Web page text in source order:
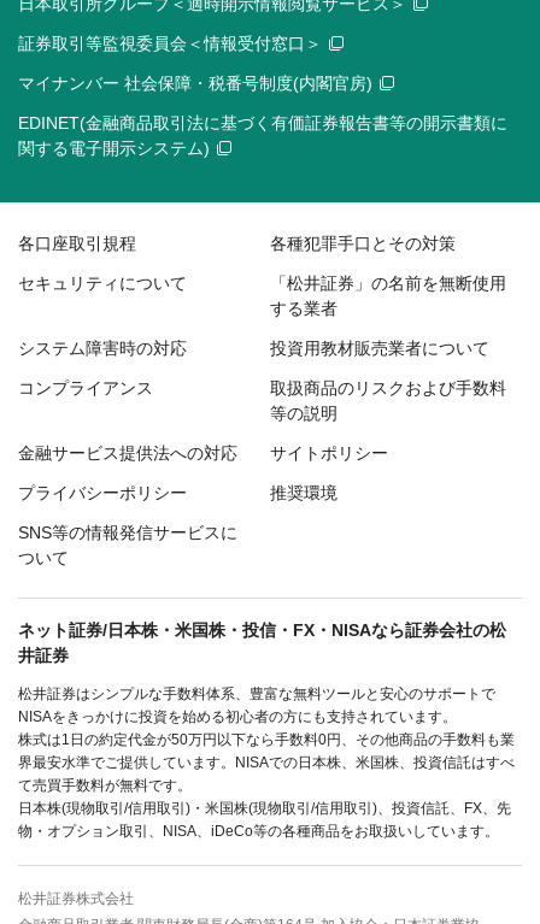
日本取引所グループ＜適時開示情報閲覧サービス＞
証券取引等監視委員会＜情報受付窓口＞
マイナンバー 社会保障・税番号制度(内閣官房)
EDINET(金融商品取引法に基づく有価証券報告書等の開示書類に
関する電子開示システム)
各口座取引規程 各種犯罪手口とその対策
セキュリティについて
「松井証券」の名前を無断使用
する業者
システム障害時の対応 投資用教材販売業者について
コンプライアンス
取扱商品のリスクおよび手数料
等の説明
金融サービス提供法への対応 サイトポリシー
プライバシーポリシー 推奨環境
SNS等の情報発信サービスに
ついて
ネット証券/日本株・米国株・投信・FX・NISAなら証券会社の松
井証券
松井証券はシンプルな手数料体系、豊富な無料ツールと安心のサポートで
NISAをきっかけに投資を始める初心者の方にも支持されています。
株式は1日の約定代金が50万円以下なら手数料0円、その他商品の手数料も業
界最安水準でご提供しています。NISAでの日本株、米国株、投資信託はすべ
て売買手数料が無料です。
日本株(現物取引/信用取引)・米国株(現物取引/信用取引)、投資信託、FX、先
物・オプション取引、NISA、iDeCo等の各種商品をお取扱いしています。
松井証券株式会社